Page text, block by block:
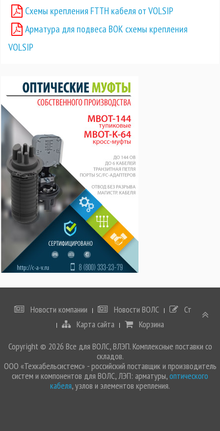
Схемы крепления FTTH кабеля от VOLSIP
Арматура для подвеса ВОК схемы крепления
VOLSIP
Новости компании Новости ВОЛС
Статьи
Карта сайта
Корзина
Copyright © 2026 Все для ВОЛС, ВЛЭП. Комплексные поставки со
складов.
ООО «Техкабельсистемс» - российский поставщик и производитель
систем и компонентов для ВОЛС, ЛЭП: арматуры,оптического
кабеля, узлов и элементов крепления.